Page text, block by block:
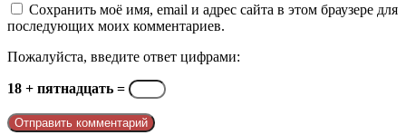
Сохранить моё имя, email и адрес сайта в этом браузере для
последующих моих комментариев.
Пожалуйста, введите ответ цифрами:
18 + пятнадцать =